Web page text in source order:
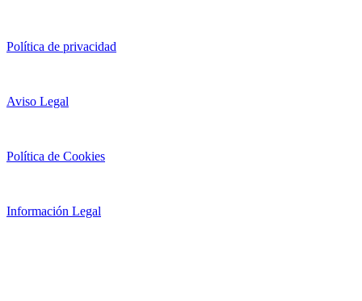
Política de privacidad
Aviso Legal
Política de Cookies
Información Legal